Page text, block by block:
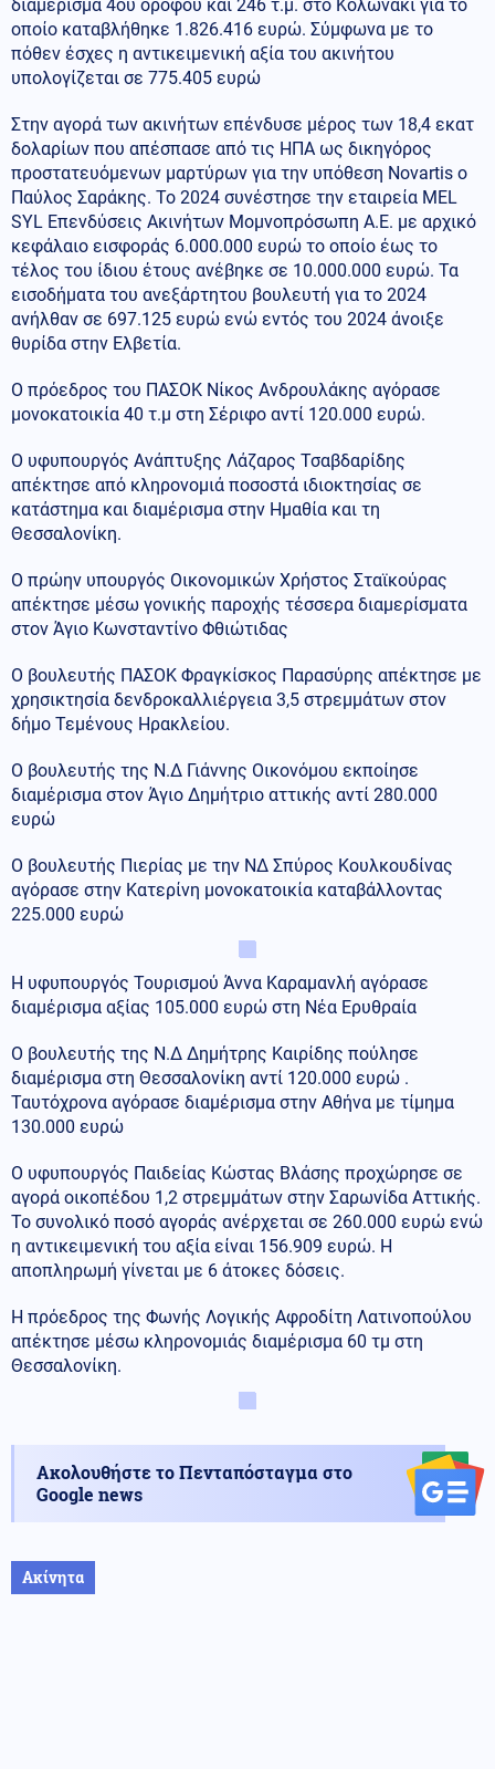
διαμέρισμα 4ου ορόφου και 246 τ.μ. στο Κολωνάκι για το
οποίο καταβλήθηκε 1.826.416 ευρώ. Σύμφωνα με το
πόθεν έσχες η αντικειμενική αξία του ακινήτου
υπολογίζεται σε 775.405 ευρώ
Στην αγορά των ακινήτων επένδυσε μέρος των 18,4 εκατ
δολαρίων που απέσπασε από τις ΗΠΑ ως δικηγόρος
προστατευόμενων μαρτύρων για την υπόθεση Novartis ο
Παύλος Σαράκης. Το 2024 συνέστησε την εταιρεία MEL
SYL Επενδύσεις Ακινήτων Μομνοπρόσωπη Α.Ε. με αρχικό
κεφάλαιο εισφοράς 6.000.000 ευρώ το οποίο έως το
τέλος του ίδιου έτους ανέβηκε σε 10.000.000 ευρώ. Τα
εισοδήματα του ανεξάρτητου βουλευτή για το 2024
ανήλθαν σε 697.125 ευρώ ενώ εντός του 2024 άνοιξε
θυρίδα στην Ελβετία.
Ο πρόεδρος του ΠΑΣΟΚ Νίκος Ανδρουλάκης αγόρασε
μονοκατοικία 40 τ.μ στη Σέριφο αντί 120.000 ευρώ.
Ο υφυπουργός Ανάπτυξης Λάζαρος Τσαβδαρίδης
απέκτησε από κληρονομιά ποσοστά ιδιοκτησίας σε
κατάστημα και διαμέρισμα στην Ημαθία και τη
Θεσσαλονίκη.
Ο πρώην υπουργός Οικονομικών Χρήστος Σταϊκούρας
απέκτησε μέσω γονικής παροχής τέσσερα διαμερίσματα
στον Άγιο Κωνσταντίνο Φθιώτιδας
Ο βουλευτής ΠΑΣΟΚ Φραγκίσκος Παρασύρης απέκτησε με
χρησικτησία δενδροκαλλιέργεια 3,5 στρεμμάτων στον
δήμο Τεμένους Ηρακλείου.
Ο βουλευτής της Ν.Δ Γιάννης Οικονόμου εκποίησε
διαμέρισμα στον Άγιο Δημήτριο αττικής αντί 280.000
ευρώ
Ο βουλευτής Πιερίας με την ΝΔ Σπύρος Κουλκουδίνας
αγόρασε στην Κατερίνη μονοκατοικία καταβάλλοντας
225.000 ευρώ
Η υφυπουργός Τουρισμού Άννα Καραμανλή αγόρασε
διαμέρισμα αξίας 105.000 ευρώ στη Νέα Ερυθραία
Ο βουλευτής της Ν.Δ Δημήτρης Καιρίδης πούλησε
διαμέρισμα στη Θεσσαλονίκη αντί 120.000 ευρώ .
Ταυτόχρονα αγόρασε διαμέρισμα στην Αθήνα με τίμημα
130.000 ευρώ
Ο υφυπουργός Παιδείας Κώστας Βλάσης προχώρησε σε
αγορά οικοπέδου 1,2 στρεμμάτων στην Σαρωνίδα Αττικής.
Το συνολικό ποσό αγοράς ανέρχεται σε 260.000 ευρώ ενώ
η αντικειμενική του αξία είναι 156.909 ευρώ. Η
αποπληρωμή γίνεται με 6 άτοκες δόσεις.
Η πρόεδρος της Φωνής Λογικής Αφροδίτη Λατινοπούλου
απέκτησε μέσω κληρονομιάς διαμέρισμα 60 τμ στη
Θεσσαλονίκη.
Ακολουθήστε το Πενταπόσταγμα στο
Google news
Ακίνητα